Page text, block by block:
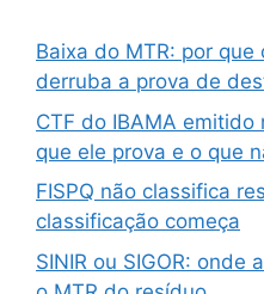
Baixa do MTR: por
derruba a prova de
CTF do IBAMA
que ele prova e o que
FISPQ não classifica
classificação começa
SINIR ou SIGOR: onde